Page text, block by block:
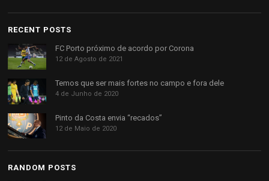
RECENT POSTS
FC Porto próximo de acordo por Corona
12 de Agosto de 2021
Temos que ser mais fortes no campo e fora dele
4 de Junho de 2020
Pinto da Costa envia “recados”
12 de Maio de 2020
RANDOM POSTS